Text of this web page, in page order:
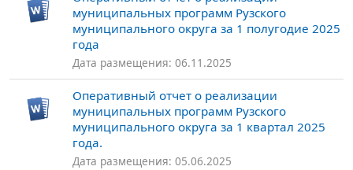
муниципальных программ Рузского
муниципального округа за 1 полугодие 2025
года
Дата размещения: 06.11.2025
Оперативный отчет о реализации
муниципальных программ Рузского
муниципального округа за 1 квартал 2025
года.
Дата размещения: 05.06.2025